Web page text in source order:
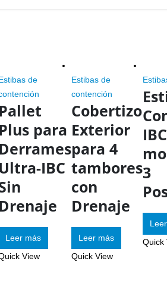
de
Pallet
Plus para
Derrames
Ultra-IBC
Drenaje
Leer más
View
Estibas de
contención
Cobertizo
Exterior
para 4
tambores
con
Drenaje
Leer más
Quick View
3
Quick